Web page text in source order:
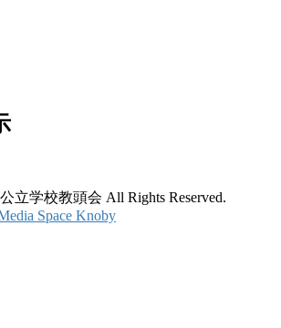
立学校教頭会 All Rights Reserved.
Space Knoby